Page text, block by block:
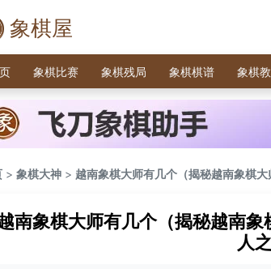
象棋屋
象棋比赛 象棋残局 象棋棋谱 象棋
> 象棋大神 > 越南象棋大师有几个（揭秘越南象棋
南象棋大师有几个（揭秘越南
人